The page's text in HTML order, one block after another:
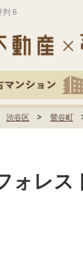
判 6
渋谷区 鶯谷町
ォレス